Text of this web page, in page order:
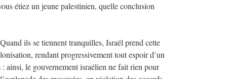
étiez un jeune palestinien, quelle conclusion
ils se tiennent tranquilles, Israël prend cette
rendant progressivement tout espoir d’un
ainsi, le gouvernement israélien ne fait rien pour